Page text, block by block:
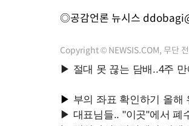
◎공감언론 뉴시스
Copyright © NEWSIS.COM, 무단